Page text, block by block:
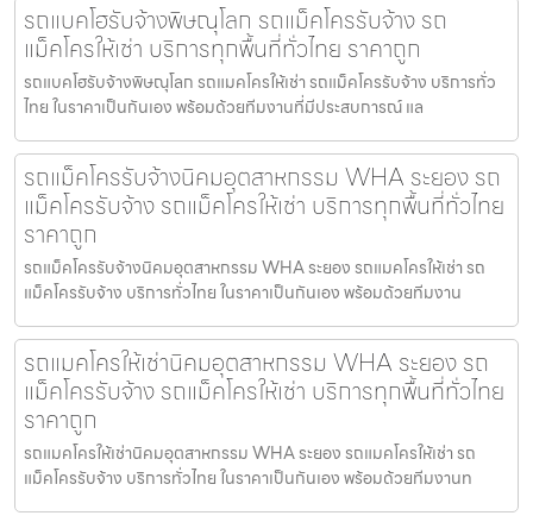
รถแบคโฮรับจ้างพิษณุโลก รถแม็คโครรับจ้าง รถ
แม็คโครให้เช่า บริการทุกพื้นที่ทั่วไทย ราคาถูก
รถแบคโฮรับจ้างพิษณุโลก รถแมคโครให้เช่า รถแม็คโครรับจ้าง บริการทั่ว
ไทย ในราคาเป็นกันเอง พร้อมด้วยทีมงานที่มีประสบการณ์ แล
รถแม็คโครรับจ้างนิคมอุตสาหกรรม WHA ระยอง รถ
แม็คโครรับจ้าง รถแม็คโครให้เช่า บริการทุกพื้นที่ทั่วไทย
ราคาถูก
รถแม็คโครรับจ้างนิคมอุตสาหกรรม WHA ระยอง รถแมคโครให้เช่า รถ
แม็คโครรับจ้าง บริการทั่วไทย ในราคาเป็นกันเอง พร้อมด้วยทีมงาน
รถแมคโครให้เช่านิคมอุตสาหกรรม WHA ระยอง รถ
แม็คโครรับจ้าง รถแม็คโครให้เช่า บริการทุกพื้นที่ทั่วไทย
ราคาถูก
รถแมคโครให้เช่านิคมอุตสาหกรรม WHA ระยอง รถแมคโครให้เช่า รถ
แม็คโครรับจ้าง บริการทั่วไทย ในราคาเป็นกันเอง พร้อมด้วยทีมงานท